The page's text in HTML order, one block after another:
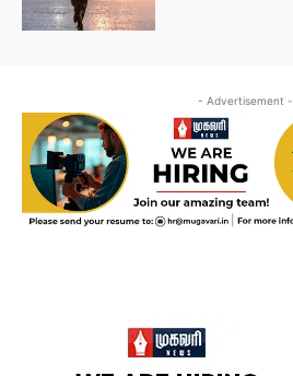
- Advertisement -